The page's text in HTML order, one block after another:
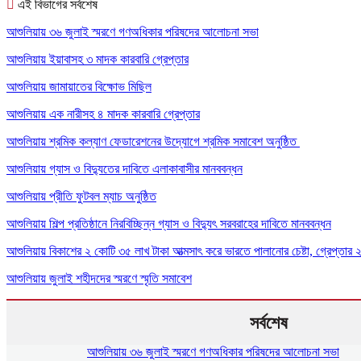
এই বিভাগের সর্বশেষ
আশুলিয়ায় ৩৬ জুলাই স্মরণে গণঅধিকার পরিষদের আলোচনা সভা
আশুলিয়ায় ইয়াবাসহ ৩ মাদক কারবারি গ্রেপ্তার
আশুলিয়ায় জামায়াতের বিক্ষোভ মিছিল
আশুলিয়ায় এক নারীসহ ৪ মাদক কারবারি গ্রেপ্তার
আশুলিয়ায় শ্রমিক কল্যাণ ফেডারেশনের উদ্যোগে শ্রমিক সমাবেশ অনুষ্ঠিত
আশুলিয়ায় গ্যাস ও বিদ্যুতের দাবিতে এলাকাবাসীর মানববন্ধন
আশুলিয়ায় প্রীতি ফুটবল ম্যাচ অনুষ্ঠিত
আশুলিয়ায় শিল্প প্রতিষ্ঠানে নিরবিচ্ছিন্ন গ্যাস ও বিদ্যুৎ সরবরাহের দাবিতে মানববন্ধন
আশুলিয়ায় বিকাশের ২ কোটি ৩৫ লাখ টাকা আত্মসাৎ করে ভারতে পালানোর চেষ্টা, গ্রেপ্তার ২
আশুলিয়ায় জুলাই শহীদদের স্মরণে স্মৃতি সমাবেশ
সর্বশেষ
আশুলিয়ায় ৩৬ জুলাই স্মরণে গণঅধিকার পরিষদের আলোচনা সভা